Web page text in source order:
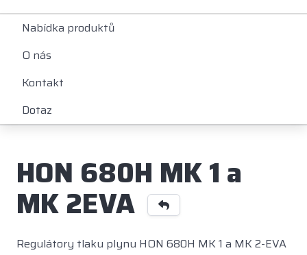
Nabídka produktů
O nás
Kontakt
Dotaz
HON 680H MK 1 a
MK 2EVA
Regulátory tlaku plynu HON 680H MK 1 a MK 2-EVA